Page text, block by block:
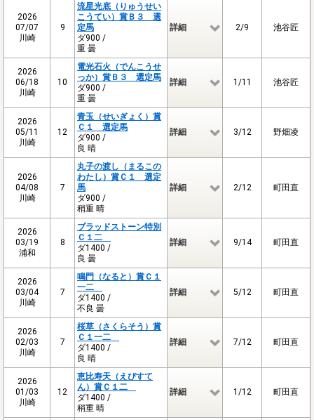
2026
07/07
川崎
9
流星光底（りゅうせい
こうてい）賞Ｂ３ 選
定馬
ダ900 /
重 曇
詳細 2/9 池谷匠
2026
06/18
川崎
10
電光石火（でんこうせ
っか）賞Ｂ３ 選定馬
ダ900 /
重 曇
詳細 1/11 池谷匠
2026
05/11
川崎
12
青玉（せいぎょく）賞
Ｃ１ 選定馬
ダ900 /
良 晴
詳細 3/12 野畑凌
2026
04/08
川崎
7
丸子の渡し（まるこの
わたし）賞Ｃ１ 選定
馬
ダ900 /
稍重 晴
詳細 2/12 町田直
2026
03/19
浦和
8
ブラッドストーン特別
Ｃ１二
ダ1400 /
良 曇
詳細 9/14 町田直
2026
03/04
川崎
7
鳴門（なると）賞Ｃ１
一二
ダ1400 /
不良 曇
詳細 5/12 町田直
2026
02/03
川崎
7
桜草（さくらそう）賞
Ｃ１一二
ダ1400 /
良 晴
詳細 7/12 町田直
2026
01/03
川崎
12
恵比寿天（えびすて
ん）賞Ｃ１二
ダ1400 /
稍重 晴
詳細 1/12 町田直